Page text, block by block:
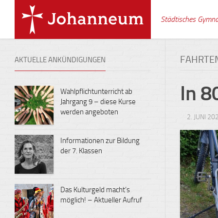
Städtisches
In
2. JUNI
AKTUELLE ANKÜNDIGUNGEN
Wahlpflichtunterricht ab
Jahrgang 9 – diese Kurse
werden angeboten
Informationen zur Bildung
der 7. Klassen
Das Kulturgeld macht’s
möglich! – Aktueller Aufruf